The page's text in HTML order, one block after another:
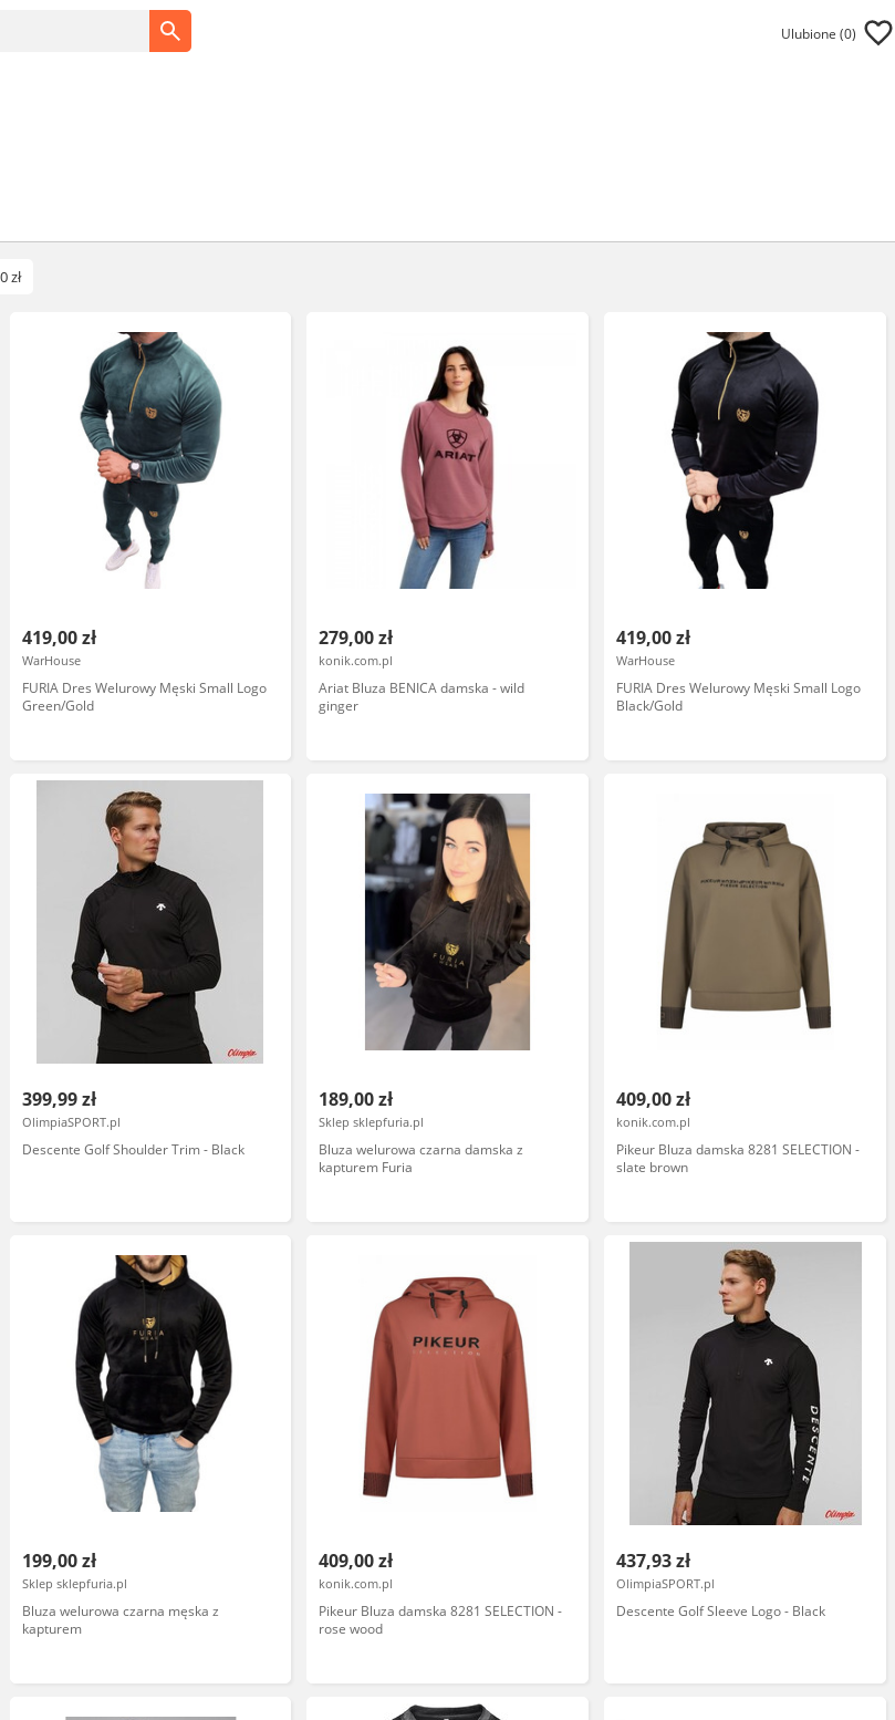
Ulubione (0)
zł
419,00 zł
WarHouse
FURIA Dres Welurowy Męski Small Logo
Green/Gold
279,00 zł
konik.com.pl
Ariat Bluza BENICA damska - wild
ginger
419,00 zł
WarHouse
FURIA Dres Welurowy Męski Small Logo
Black/Gold
399,99 zł
OlimpiaSPORT.pl
Descente Golf Shoulder Trim - Black
189,00 zł
Sklep sklepfuria.pl
Bluza welurowa czarna damska z
kapturem Furia
409,00 zł
konik.com.pl
Pikeur Bluza damska 8281 SELECTION -
slate brown
199,00 zł
Sklep sklepfuria.pl
Bluza welurowa czarna męska z
kapturem
409,00 zł
konik.com.pl
Pikeur Bluza damska 8281 SELECTION -
rose wood
437,93 zł
OlimpiaSPORT.pl
Descente Golf Sleeve Logo - Black